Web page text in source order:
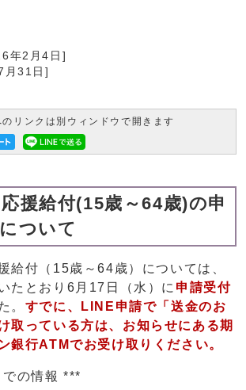
年2月4日 ]
31日 ]
リンクは別ウィンドウで開きます
援給付(15歳～64歳)の申
ついて
給付（15歳～64歳）については、
たとおり6月17日（水）に 申請受付
。 すでに、LINE申請で「送金のお
取っている方は、お知らせにある期
銀行ATMでお受け取りください。
の情報 ***